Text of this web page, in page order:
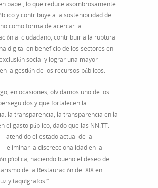
papel, lo que reduce asombrosamente
y contribuye a la sostenibilidad del
como forma de acercar la
al ciudadano, contribuir a la ruptura
digital en beneficio de los sectores en
social y lograr una mayor
la gestión de los recursos públicos.
en ocasiones, olvidamos uno de los
y que fortalecen la
la transparencia, la transparencia en la
el gasto público, dado que las NN.TT.
atendido el estado actual de la
eliminar la discreccionalidad en la
pública, haciendo bueno el deseo del
de la Restauración del XIX en
y taquígrafos!”.